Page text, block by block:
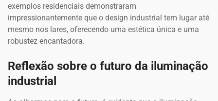
exemplos residenciais demonstraram
impressionantemente que o design industrial tem lugar até
mesmo nos lares, oferecendo uma estética única e uma
robustez encantadora.
Reflexão sobre o futuro da iluminação
industrial